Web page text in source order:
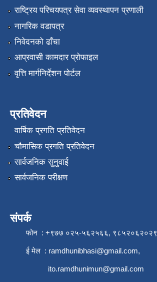
राष्ट्रिय परिचयपत्र सेवा व्यवस्थापन प्रणाली
नागरिक वडापत्र
निवेदनको ढाँचा
आप्रवासी कामदार प्रोफाइल
वृत्ति मार्गनिर्देशन पोर्टल
प्रतिवेदन
वार्षिक प्रगति प्रतिवेदन
चौमासिक प्रगति प्रतिवेदन
सार्वजनिक सुनुवाई
सार्वजनिक परीक्षण
संपर्क
फोन : +९७७ ०२५-५६२५६६, ९८५२०६२०२९
ई मेल : ramdhunibhasi@gmail.com,
ito.ramdhunimun@gmail.com